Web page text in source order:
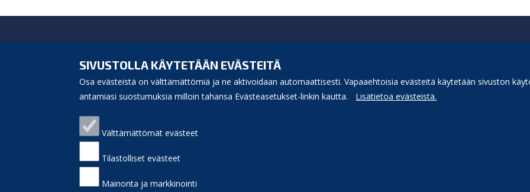
SIVUSTOLLA KÄYTETÄÄN EVÄSTEITÄ
Osa evästeistä on välttämättömiä ja ne aktivoidaan automaattisesti. Vapaaehtoisia evästeitä käytetään sivuston
antamiasi suostumuksia milloin tahansa Evästeasetukset-linkin kautta.
Lisätietoa evästeistä.
Välttämättömät evästeet
Tilastolliset evästeet
Mainonta ja markkinointi
Virastotie 5A
92400 Ruukki
puh. 040 3156 299
Puhelinluettelo
Laskutusosoite
Saavutettavuus